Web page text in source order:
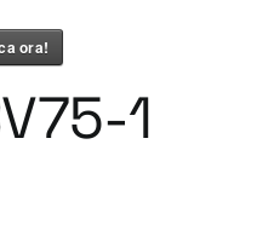
ora!
1